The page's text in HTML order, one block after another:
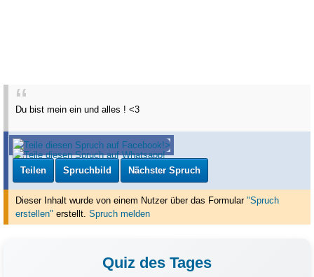
Du bist mein ein und alles ! <3
Teilen Spruchbild Nächster Spruch
Dieser Inhalt wurde von einem Nutzer über das Formular "Spruch
erstellen" erstellt. Spruch melden
Quiz des Tages